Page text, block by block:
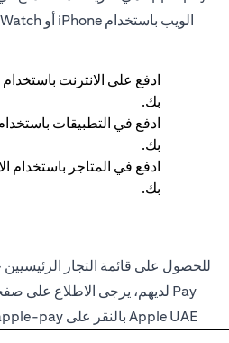
الويب باستخدام iPhone أو Apple Watch أو iPad أو Mac.*
ادفع على الانترنت
بك.
ادفع في التطبيقات
بك.
ادفع في المتاجر باستخدام
بك.
Apple UAE بالنقر على
pay